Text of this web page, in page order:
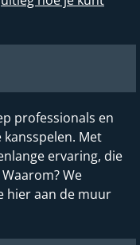
professionals en
Met
ervaring, die
We
hier aan de muur